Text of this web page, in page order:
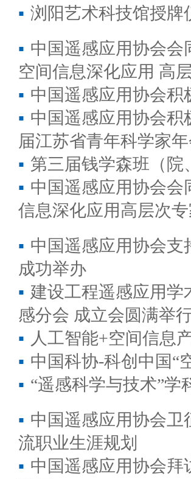
▪ 浏阳艺术科技馆授牌
▪ 中国遥感应用协会
空间信息深化应用 高
▪ 中国遥感应用协会积
▪ 中国遥感应用协会
届江苏省青年科学家
▪ 第三届钱学森班（
▪ 中国遥感应用协会
信息深化应用高层次
▪ 中国遥感应用协会支
成功举办
▪ 建设工程遥感应用学
感分会 成立会圆满举
▪ 人工智能+空间信息
▪ 中国科协-科创中国“
▪ “遥感科学与技术”学
▪ 中国遥感应用协会
流职业生涯规划
▪ 中国遥感应用协会拜